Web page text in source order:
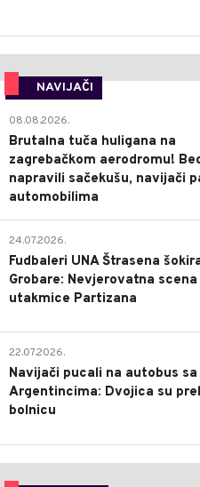
NAVIJAČI
08.08.2026.
Brutalna tuča huligana na
zagrebačkom aerodromu!
napravili sačekušu, navijači
automobilima
24.07.2026.
Fudbaleri UNA Štrasena
Grobare: Nevjerovatna
utakmice Partizana
22.07.2026.
Navijači pucali na autobus sa
Argentincima: Dvojica su
bolnicu